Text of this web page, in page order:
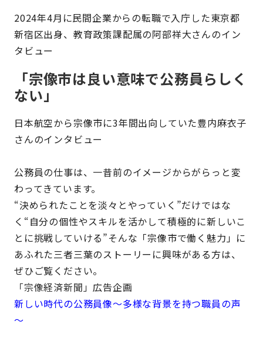
2024年4月に民間企業からの転職で入庁した東京都
新宿区出身、教育政策課配属の阿部祥大さんのイン
タビュー
「宗像市は良い意味で公務員らしく
ない」
日本航空から宗像市に3年間出向していた豊内麻衣子
さんのインタビュー
公務員の仕事は、一昔前のイメージからがらっと変
わってきています。
“決められたことを淡々とやっていく”だけではな
く“自分の個性やスキルを活かして積極的に新しいこ
とに挑戦していける”そんな「宗像市で働く魅力」に
あふれた三者三葉のストーリーに興味がある方は、
ぜひご覧ください。
「宗像経済新聞」広告企画
新しい時代の公務員像～多様な背景を持つ職員の声
～